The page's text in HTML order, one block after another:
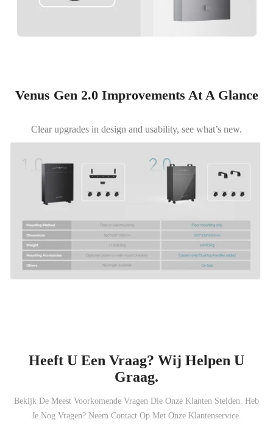
Venus Gen 2.0 Improvements At A Glance
Clear upgrades in design and usability, see what’s new.
Heeft U Een Vraag? Wij Helpen U
Graag.
Bekijk De Meest Voorkomende Vragen Die Onze Klanten Stelden. Heb
Je Nog Vragen? Neem Contact Op Met Onze Klantenservice.